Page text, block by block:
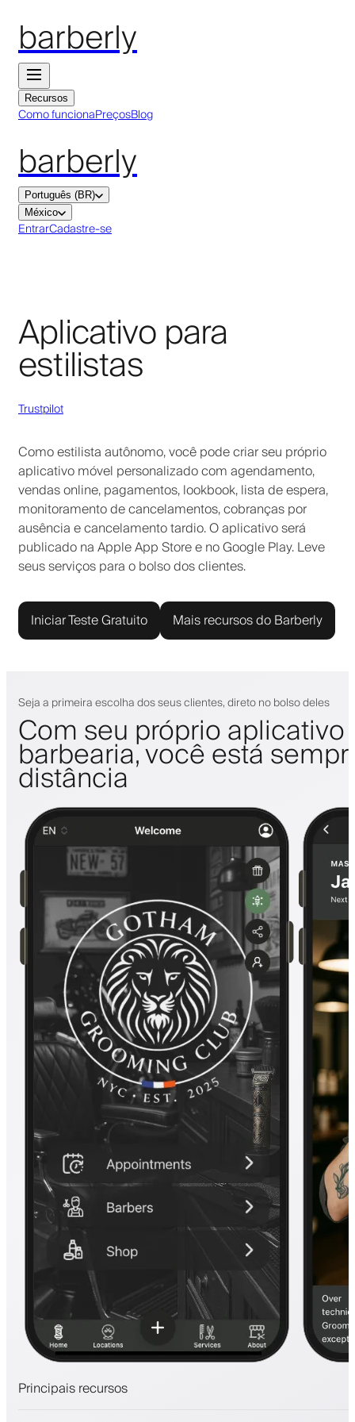
barberly
Recursos
Como funcionaPreçosBlog
barberly
Português (BR)
México
EntrarCadastre-se
Aplicativo para
estilistas
Trustpilot
Como estilista autônomo, você pode criar seu próprio
aplicativo móvel personalizado com agendamento,
vendas online, pagamentos, lookbook, lista de espera,
monitoramento de cancelamentos, cobranças por
ausência e cancelamento tardio. O aplicativo será
publicado na Apple App Store e no Google Play. Leve
seus serviços para o bolso dos clientes.
Iniciar Teste Gratuito Mais recursos do Barberly
Seja a primeira escolha dos seus clientes, direto no bolso deles
Com seu próprio
barbearia, você está
distância
Principais recursos